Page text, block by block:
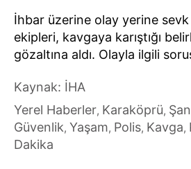
İhbar üzerine olay yerine
ekipleri, kavgaya karıştığı
gözaltına aldı. Olayla ilgili
Kaynak: İHA
Yerel Haberler, Karaköprü,
Güvenlik, Yaşam, Polis, Kavga,
Dakika